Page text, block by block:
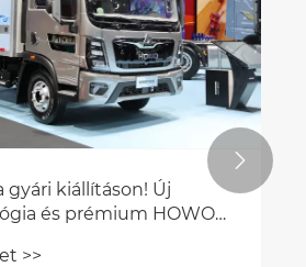
gyári kiállításon! Új
és prémium HOWO
>>
